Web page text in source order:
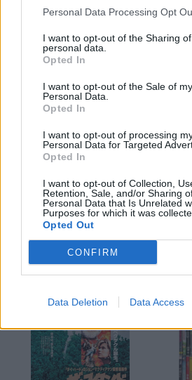
Personal Data Processing Opt
I want to opt-out of the Sharing
personal data.
Opted In
I want to opt-out of the Sale of my
Personal Data.
Opted In
I want to opt-out of processing
Personal Data for Targeted
Opted In
I want to opt-out of Collection,
Retention, Sale, and/or Sharing
Personal Data that Is Unrelated
Purposes for which it was
Opted Out
CONFIRM
Data Deletion Data Access
http://
bútorok, szőnyegek, üveg, porcelán és
néprajzi tárgyak értékesítése és
a tárgyfelvétel folyamatos.
KAPCSOLÓDÓ MŰTÁRGYAK